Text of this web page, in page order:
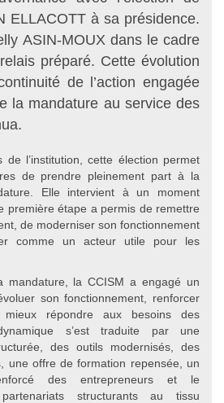
ELLACOTT à sa présidence.
ASIN-MOUX dans le cadre
préparé. Cette évolution
de l’action engagée
la mandature au service des
de l’institution, cette élection permet
de prendre pleinement part à la
Elle intervient à un moment
première étape a permis de remettre
de moderniser son fonctionnement
comme un acteur utile pour les
mandature, la CCISM a engagé un
son fonctionnement, renforcer
répondre aux besoins des
s’est traduite par une
des outils modernisés, des
une offre de formation repensée, un
des entrepreneurs et le
structurants au tissu